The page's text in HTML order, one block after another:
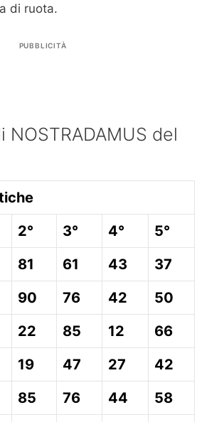
di ruota.
PUBBLICITÀ
NOSTRADAMUS del
2° 3° 4°
5°
81 61 43
37
90 76 42
50
22 85 12
66
19 47 27
42
85 76 44
58